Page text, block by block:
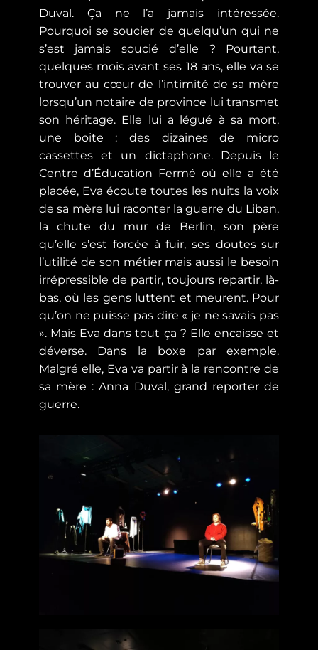
Duval. Ça ne l’a jamais intéressée.
Pourquoi se soucier de quelqu’un qui ne
s’est jamais soucié d’elle ? Pourtant,
quelques mois avant ses 18 ans, elle va se
trouver au cœur de l’intimité de sa mère
lorsqu’un notaire de province lui transmet
son héritage. Elle lui a légué à sa mort,
une boite : des dizaines de micro
cassettes et un dictaphone. Depuis le
Centre d’Éducation Fermé où elle a été
placée, Eva écoute toutes les nuits la voix
de sa mère lui raconter la guerre du Liban,
la chute du mur de Berlin, son père
qu’elle s’est forcée à fuir, ses doutes sur
l’utilité de son métier mais aussi le besoin
irrépressible de partir, toujours repartir, là-
bas, où les gens luttent et meurent. Pour
qu’on ne puisse pas dire « je ne savais pas
». Mais Eva dans tout ça ? Elle encaisse et
déverse. Dans la boxe par exemple.
Malgré elle, Eva va partir à la rencontre de
sa mère : Anna Duval, grand reporter de
guerre.